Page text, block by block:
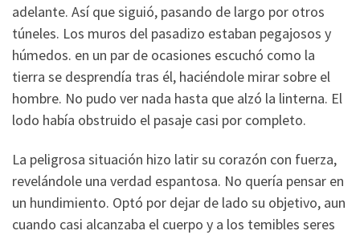
adelante. Así que siguió, pasando de largo por otros
túneles. Los muros del pasadizo estaban pegajosos y
húmedos. en un par de ocasiones escuchó como la
tierra se desprendía tras él, haciéndole mirar sobre el
hombre. No pudo ver nada hasta que alzó la linterna. El
lodo había obstruido el pasaje casi por completo.
La peligrosa situación hizo latir su corazón con fuerza,
revelándole una verdad espantosa. No quería pensar en
un hundimiento. Optó por dejar de lado su objetivo, aun
cuando casi alcanzaba el cuerpo y a los temibles seres